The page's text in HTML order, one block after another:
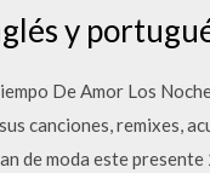
y
De Amor Los
canciones, remixes,
de moda este